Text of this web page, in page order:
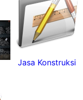
Jasa Konstruksi